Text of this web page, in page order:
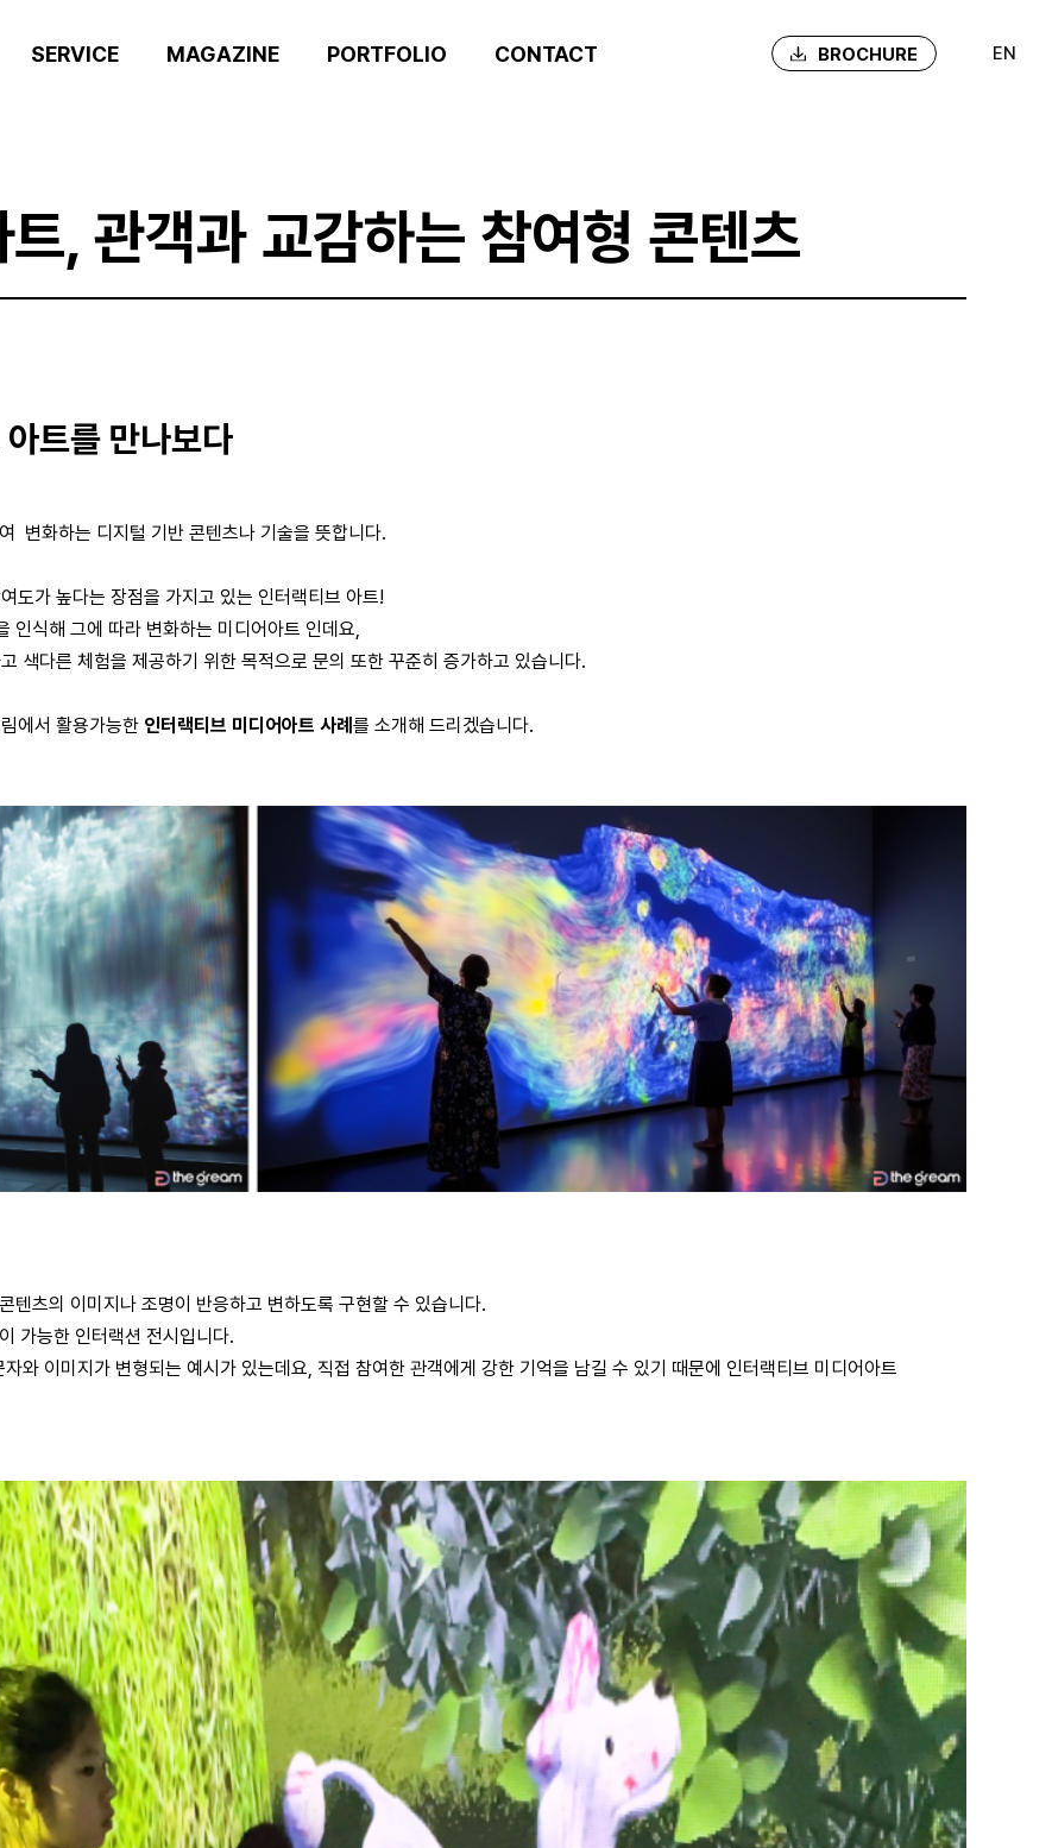
SERVICE MAGAZINE PORTFOLIO CONTACT BROCHURE EN
, 관객과 교감하는 참여형 콘텐츠
트를 만나보다
변화하는 디지털 기반 콘텐츠나 기술을 뜻합니다.
도가 높다는 장점을 가지고 있는 인터랙티브 아트!
인식해 그에 따라 변화하는 미디어아트 인데요,
색다른 체험을 제공하기 위한 목적으로 문의 또한 꾸준히 증가하고 있습니다.
에서 활용가능한 인터랙티브 미디어아트 사례 를 소개해 드리겠습니다.
츠의 이미지나 조명이 반응하고 변하도록 구현할 수 있습니다.
가능한 인터랙션 전시입니다.
와 이미지가 변형되는 예시가 있는데요, 직접 참여한 관객에게 강한 기억을 남길 수 있기 때문에 인터랙티브 미디어아트